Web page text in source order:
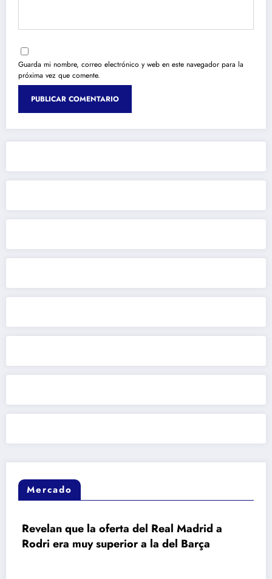
Guarda mi nombre, correo electrónico y web en este navegador para la
próxima vez que comente.
Mercado
Real Madrid a
a la del Barça
Barcelona vuelve a
en la carrera por Rodri